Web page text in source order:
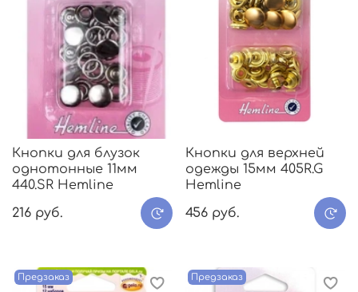
Кнопки для блузок
однотонные 11мм
440.SR Hemline
216 руб.
Кнопки для верхней
одежды 15мм 405R.G
Hemline
456 руб.
Предзаказ Предзаказ